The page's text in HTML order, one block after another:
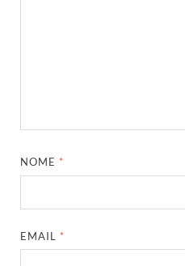
NOME *
EMAIL *